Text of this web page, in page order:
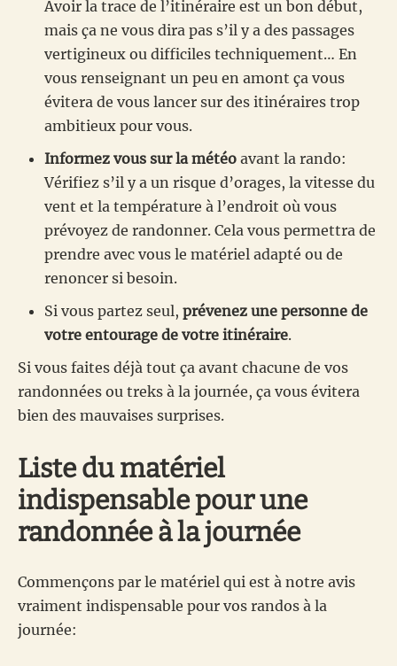
Avoir la trace de l’itinéraire est un bon début,
mais ça ne vous dira pas s’il y a des passages
vertigineux ou difficiles techniquement… En
vous renseignant un peu en amont ça vous
évitera de vous lancer sur des itinéraires trop
ambitieux pour vous.
Informez vous sur la météo avant la rando:
Vérifiez s’il y a un risque d’orages, la vitesse du
vent et la température à l’endroit où vous
prévoyez de randonner. Cela vous permettra de
prendre avec vous le matériel adapté ou de
renoncer si besoin.
Si vous partez seul, prévenez une personne de
votre entourage de votre itinéraire.
Si vous faites déjà tout ça avant chacune de vos
randonnées ou treks à la journée, ça vous évitera
bien des mauvaises surprises.
Liste du matériel
indispensable pour une
randonnée à la journée
Commençons par le matériel qui est à notre avis
vraiment indispensable pour vos randos à la
journée: